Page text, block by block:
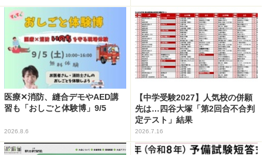
医療✕消防、縫合デモやAED講
習も「おしごと体験博」9/5
2026.8.6
【中学受験2027】人気校の併願
先は…四谷大塚「第2回合不合判
定テスト」結果
2026.7.16